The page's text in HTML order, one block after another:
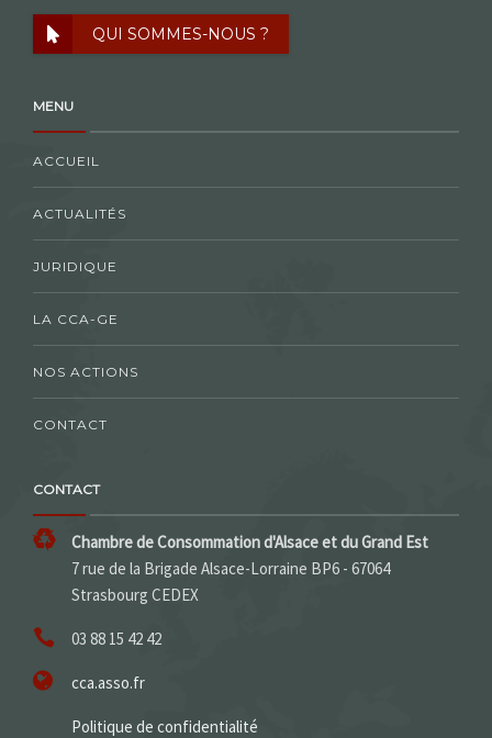
QUI SOMMES-NOUS ?
MENU
ACCUEIL
ACTUALITÉS
JURIDIQUE
LA CCA-GE
NOS ACTIONS
CONTACT
CONTACT
Chambre de Consommation d'Alsace et du Grand Est
7 rue de la Brigade Alsace-Lorraine BP6 - 67064
Strasbourg CEDEX
03 88 15 42 42
cca.asso.fr
Politique de confidentialité